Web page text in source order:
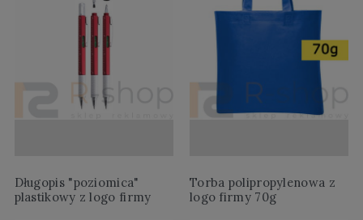
Długopis "poziomica"
plastikowy z logo firmy
Torba polipropylenowa z
logo firmy 70g